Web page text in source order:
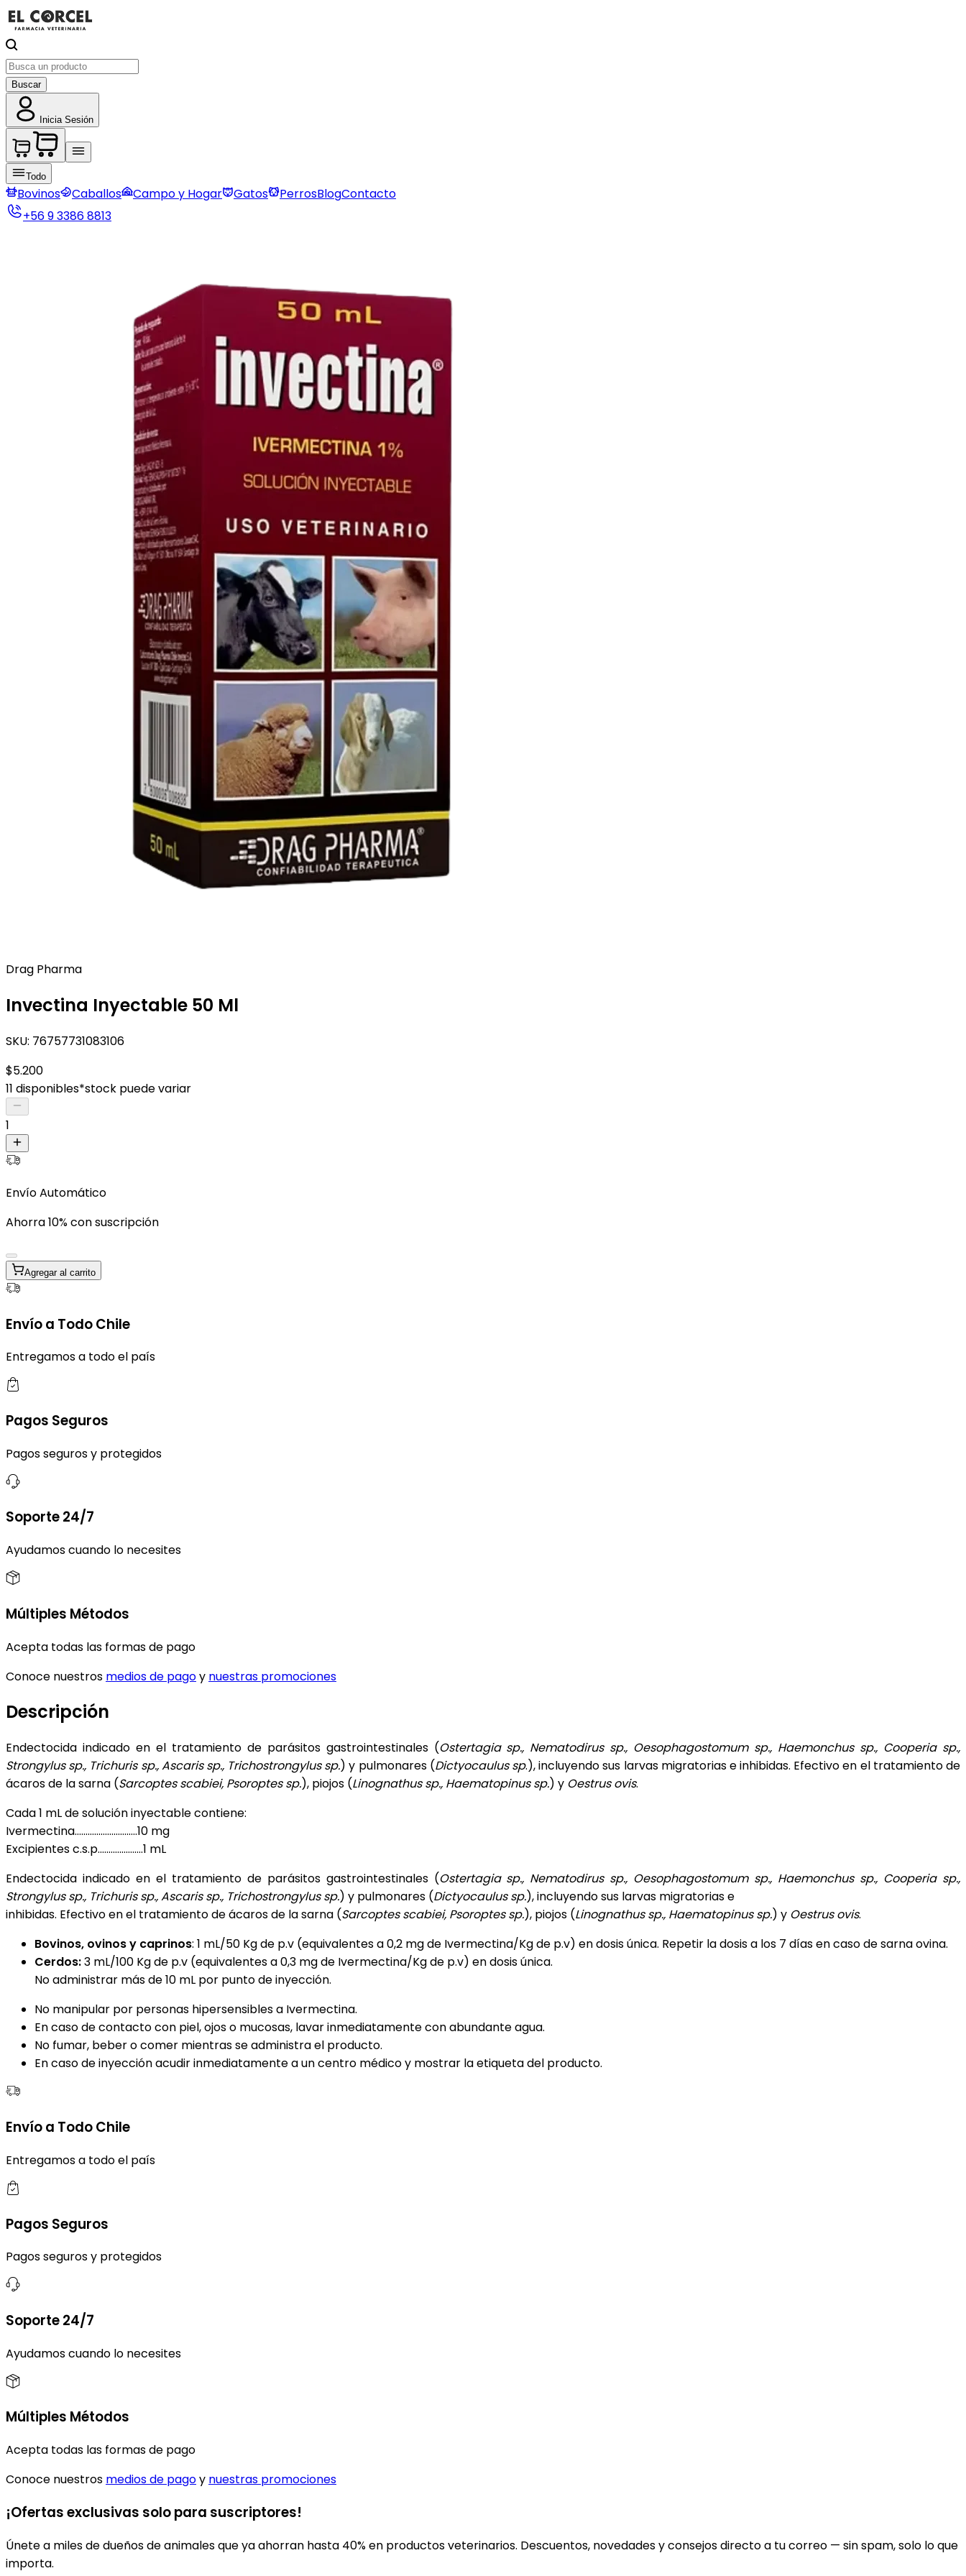
Buscar
Inicia Sesión
Todo
Bovinos Caballos Campo y Hogar Gatos PerrosBlogContacto
+56 9 3386 8813
Drag Pharma
Invectina Inyectable 50 Ml
SKU: 76757731083106
$5.200
11 disponibles*stock puede variar
1
Envío Automático
Ahorra 10% con suscripción
Agregar al carrito
Envío a Todo Chile
Entregamos a todo el país
Pagos Seguros
Pagos seguros y protegidos
Soporte 24/7
Ayudamos cuando lo necesites
Múltiples Métodos
Acepta todas las formas de pago
Conoce nuestros medios de pagoy nuestras promociones
Descripción
Endectocida indicado en el tratamiento de parásitos gastrointestinales (Ostertagia sp., Nematodirus sp., Oesophagostomum sp., Haemonchus sp., Cooperia sp.,
Strongylus sp., Trichuris sp., Ascaris sp., Trichostrongylus sp.) y pulmonares (Dictyocaulus sp.), incluyendo sus larvas migratorias e inhibidas. Efectivo en el tratamiento de
ácaros de la sarna (Sarcoptes scabiei, Psoroptes sp.), piojos (Linognathus sp., Haematopinus sp.) y Oestrus ovis.
Cada 1 mL de solución inyectable contiene:
Ivermectina………………………..10 mg
Excipientes c.s.p.………………..1 mL
Endectocida indicado en el tratamiento de parásitos gastrointestinales (Ostertagia sp., Nematodirus sp., Oesophagostomum sp., Haemonchus sp., Cooperia sp.,
Strongylus sp., Trichuris sp., Ascaris sp., Trichostrongylus sp.) y pulmonares (Dictyocaulus sp.), incluyendo sus larvas migratorias e
inhibidas. Efectivo en el tratamiento de ácaros de la sarna (Sarcoptes scabiei, Psoroptes sp.), piojos (Linognathus sp., Haematopinus sp.) y Oestrus ovis.
Bovinos, ovinos y caprinos: 1 mL/50 Kg de p.v (equivalentes a 0,2 mg de Ivermectina/Kg de p.v) en dosis única. Repetir la dosis a los 7 días en caso de sarna ovina.
Cerdos:3 mL/100 Kg de p.v (equivalentes a 0,3 mg de Ivermectina/Kg de p.v) en dosis única.
No administrar más de 10 mL por punto de inyección.
No manipular por personas hipersensibles a Ivermectina.
En caso de contacto con piel, ojos o mucosas, lavar inmediatamente con abundante agua.
No fumar, beber o comer mientras se administra el producto.
En caso de inyección acudir inmediatamente a un centro médico y mostrar la etiqueta del producto.
Envío a Todo Chile
Entregamos a todo el país
Pagos Seguros
Pagos seguros y protegidos
Soporte 24/7
Ayudamos cuando lo necesites
Múltiples Métodos
Acepta todas las formas de pago
Conoce nuestros medios de pagoy nuestras promociones
¡Ofertas exclusivas solo para suscriptores!
Únete a miles de dueños de animales que ya ahorran hasta 40% en productos veterinarios. Descuentos, novedades y consejos directo a tu correo — sin spam, solo lo que
importa.